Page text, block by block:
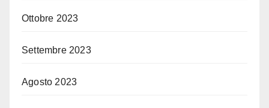
Ottobre 2023
Settembre 2023
Agosto 2023